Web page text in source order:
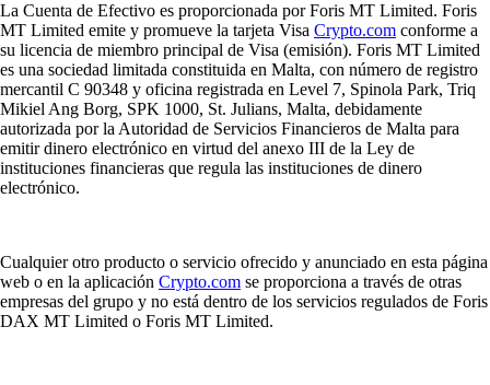
La Cuenta de Efectivo es proporcionada por Foris MT Limited. Foris
MT Limited emite y promueve la tarjeta Visa Crypto.com conforme a
su licencia de miembro principal de Visa (emisión). Foris MT Limited
es una sociedad limitada constituida en Malta, con número de registro
mercantil C 90348 y oficina registrada en Level 7, Spinola Park, Triq
Mikiel Ang Borg, SPK 1000, St. Julians, Malta, debidamente
autorizada por la Autoridad de Servicios Financieros de Malta para
emitir dinero electrónico en virtud del anexo III de la Ley de
instituciones financieras que regula las instituciones de dinero
electrónico.
Cualquier otro producto o servicio ofrecido y anunciado en esta página
web o en la aplicación Crypto.com se proporciona a través de otras
empresas del grupo y no está dentro de los servicios regulados de Foris
DAX MT Limited o Foris MT Limited.